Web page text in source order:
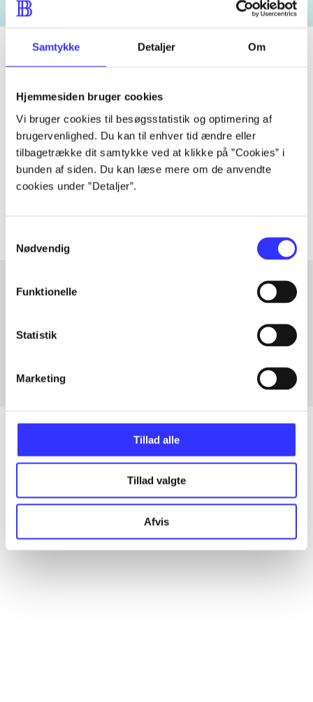
Samtykke Detaljer Om
Hjemmesiden bruger cookies
Vi bruger cookies til besøgsstatistik og optimering af
brugervenlighed. Du kan til enhver tid ændre eller
tilbagetrække dit samtykke ved at klikke på ”Cookies” i
bunden af siden. Du kan læse mere om de anvendte
cookies under ”Detaljer”.
Nødvendig
Funktionelle
Statistik
Marketing
Tillad alle
Tillad valgte
Afvis
Tidsskrift
Artiklen er en del af
lorem ipsum dolor sit amet ...
Tidsskrift
handler ofte om
Fra
Alle registrerede artikler fordelt på udgivelser